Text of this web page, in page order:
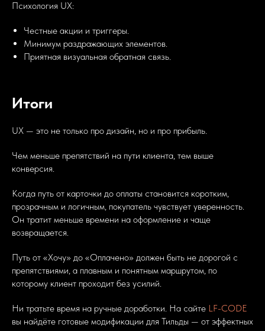
Психология UX:
Честные акции и триггеры.
Минимум раздражающих элементов.
Приятная визуальная обратная связь.
Итоги
UX — это не только про дизайн, но и про прибыль.
Чем меньше препятствий на пути клиента, тем выше
конверсия.
Когда путь от карточки до оплаты становится коротким,
прозрачным и логичным, покупатель чувствует уверенность.
Он тратит меньше времени на оформление и чаще
возвращается.
Путь от «Хочу» до «Оплачено» должен быть не дорогой с
препятствиями, а плавным и понятным маршрутом, по
которому клиент проходит без усилий.
Ни тратьте время на ручные доработки. На сайте LF-CODE
вы найдёте готовые модификации для Тильды — от эффектных